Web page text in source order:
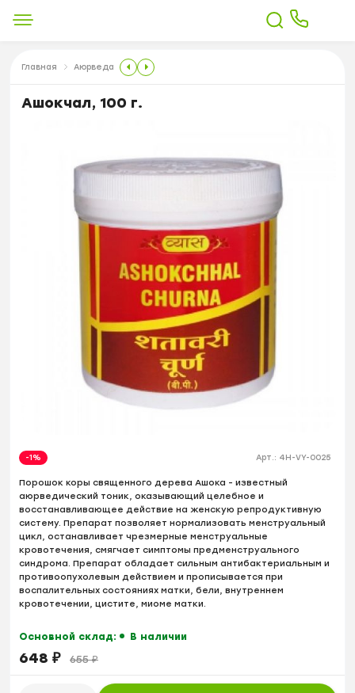
Главная Аюрведа
Ашокчал, 100 г.
-1% Арт.: 4H-VY-0025
Порошок коры священного дерева Ашока - известный
аюрведический тоник, оказывающий целебное и
восстанавливающее действие на женскую репродуктивную
систему. Препарат позволяет нормализовать менструальный
цикл, останавливает чрезмерные менструальные
кровотечения, смягчает симптомы предменструального
синдрома. Препарат обладает сильным антибактериальным и
противоопухолевым действием и прописывается при
воспалительных состояниях матки, бели, внутреннем
кровотечении, цистите, миоме матки.
Основной склад: В наличии
648 ₽ 655₽